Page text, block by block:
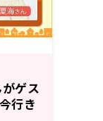
ゲス
行き